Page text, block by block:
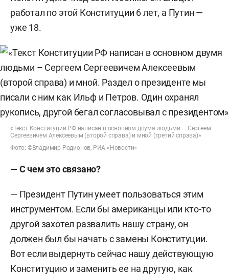
работал по этой Конституции 6 лет, а Путин —
уже 18.
«Текст Конституции РФ написан в основном двумя людьми — Сергеем
Сергеевичем Алексеевым (второй справа) и мной (третий справа)»
Фото: ©Владимир Родионов, РИА «Новости»
— С чем это связано?
— Президент Путин умеет пользоваться этим
инструментом. Если бы американцы или кто-то
другой захотел развалить нашу страну, он
должен был бы начать с замены Конституции.
Вот если выдернуть сейчас нашу действующую
Конституцию и заменить ее на другую, как